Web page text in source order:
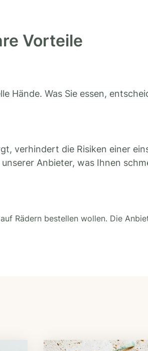
Vorteile
Hände. Was Sie essen,
verhindert die Risiken einer
Anbieter, was Ihnen
Rädern bestellen wollen. Die